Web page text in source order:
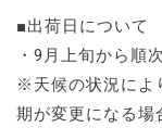
■出荷日について
・9月上旬から順
※天候の状況によ
期が変更になる場